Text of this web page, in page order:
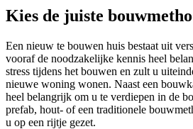
Kies de juiste
Een nieuw te bouwen huis bestaat uit
vooraf de noodzakelijke kennis heel
stress tijdens het bouwen en zult u
nieuwe woning wonen. Naast een
heel belangrijk om u te verdiepen in de
prefab, hout- of een traditionele
u op een rijtje gezet.